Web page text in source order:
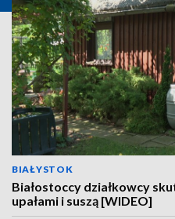
BIAŁYSTOK
Białostoccy działkowcy
upałami i suszą [WIDEO]